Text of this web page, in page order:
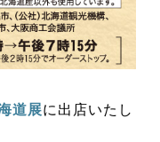
道展に出店いたし